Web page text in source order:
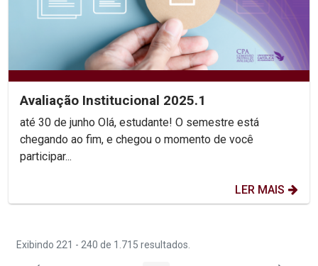
Avaliação Institucional 2025.1
até 30 de junho Olá, estudante! O semestre está
chegando ao fim, e chegou o momento de você
participar...
LER MAIS
Exibindo 221 - 240 de 1.715 resultados.